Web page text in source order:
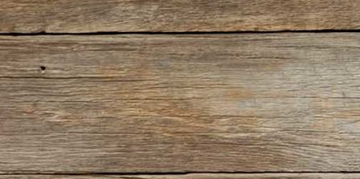
10-Joy